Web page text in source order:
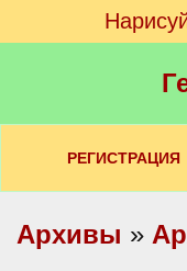
РЕГИСТРАЦИЯ
Архивы »